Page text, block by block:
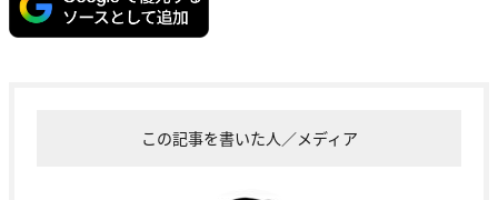
この記事を書いた人／メディア